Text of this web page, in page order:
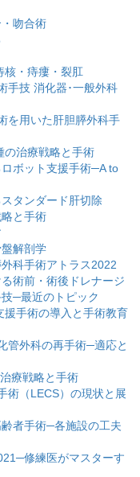
吻合術
核・痔瘻・裂肛
手技 消化器･一般外科
を用いた肝胆膵外科手
の治療戦略と手術
ボット支援手術─A to
タンダード肝切除
と手術
解剖学
科手術アトラス2022
術前・術後ドレナージ
─最近のトピック
援手術の導入と手術教育
管外科の再手術─適応と
療戦略と手術
術（LECS）の現状と展
者手術─各施設の工夫
修練医がマスターす